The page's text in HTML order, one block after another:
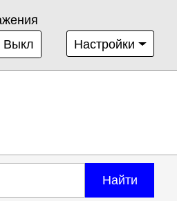
Выкл Настройки
Найти